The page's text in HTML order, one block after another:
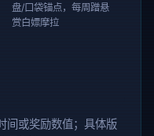
盘/口袋锚点，每周蹭悬
赏白嫖摩拉
间或奖励数值；具体版